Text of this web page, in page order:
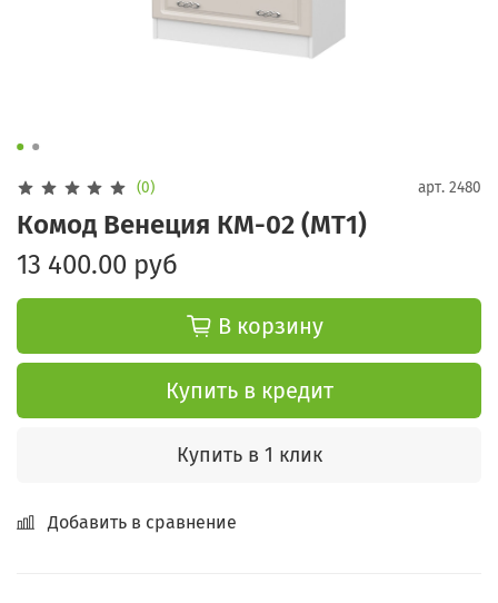
(0) арт. 2480
Комод Венеция КМ-02 (МТ1)
13 400.00 руб
В корзину
Купить в кредит
Купить в 1 клик
Добавить в сравнение